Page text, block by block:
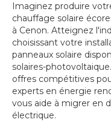
Imaginez produire
chauffage solaire
à Cenon. Atteignez
choisissant votre
panneaux solaire
solaires-
offres compétitives
experts en énergie
vous aide à migrer en
électrique.